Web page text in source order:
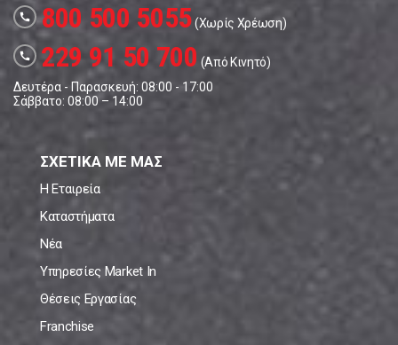
call 800 500 5055(Χωρίς Χρέωση)
call 229 91 50 700 (Από Κινητό)
Δευτέρα - Παρασκευή: 08:00 - 17:00
Σάββατο: 08:00 – 14:00
ΣΧΕΤΙΚΑ ΜΕ ΜΑΣ
Η Εταιρεία
Καταστήματα
Νέα
Υπηρεσίες Market In
Θέσεις Εργασίας
Franchise